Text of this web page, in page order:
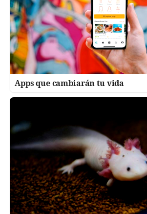
Apps que cambiarán tu vida